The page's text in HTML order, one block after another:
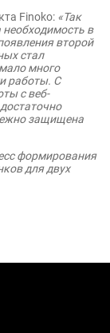
Finoko: «Так
необходимость в
второй
стал
много
работы. С
с веб-
защищена
формирования
для двух